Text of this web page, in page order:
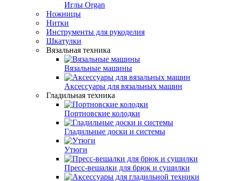
Иглы Organ
Ножницы
Нитки
Инструменты для рукоделия
Шкатулки
Вязальная техника
Вязальные машины
Аксессуары для вязальных машин
Гладильная техника
Портновские колодки
Гладильные доски и системы
Утюги
Пресс-вешалки для брюк и сушилки